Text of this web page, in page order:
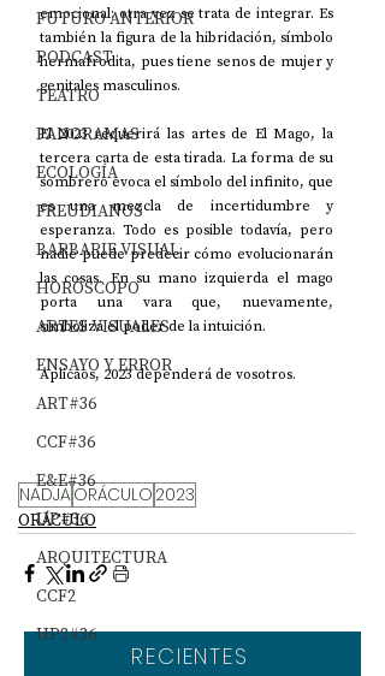
FUTURO ANTERIOR
PODCAST
TEATRO
PANORAMAS
ECOLOGÍA
FREUDIANOS
BARBARIE VISUAL
HORÓSCOPO
ARTES VISUALES
ENSAYO Y ERROR
ART#36
CCF#36
E&E#36
UP#36
ARQUITECTURA
CCF2
UP2#36
emocional: otra vez se trata de integrar. Es
también la figura de la hibridación, símbolo
hermafrodita, pues tiene senos de mujer y
genitales masculinos.
El 2023 requerirá las artes de El Mago, la
tercera carta de esta tirada. La forma de su
sombrero evoca el símbolo del infinito, que
es una mezcla de incertidumbre y
esperanza. Todo es posible todavía, pero
nadie puede predecir cómo evolucionarán
las cosas. En su mano izquierda el mago
porta una vara que, nuevamente,
simboliza el poder de la intuición.
Aplicaos, 2023 dependerá de vosotros.
NADJAORÁCULO 2023
ORÁCULO
RECIENTES